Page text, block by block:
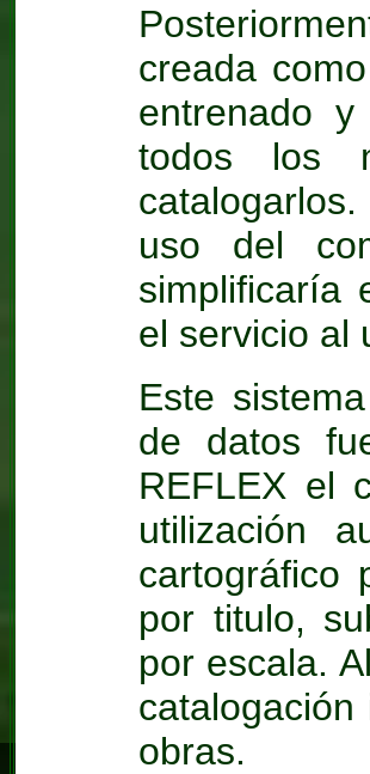
creada
entrenado
todos los
uso del
simplificaría
el servicio al
Este
de datos
REFLEX el
utilización
cartográfico
por titulo,
por escala.
obras.